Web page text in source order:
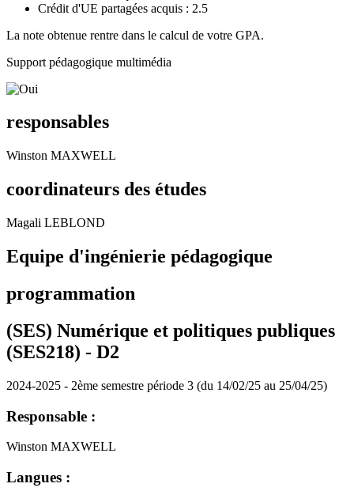
Crédit d'UE partagées acquis : 2.5
La note obtenue rentre dans le calcul de votre GPA.
Support pédagogique multimédia
responsables
Winston MAXWELL
coordinateurs des études
Magali LEBLOND
Equipe d'ingénierie pédagogique
programmation
(SES) Numérique et politiques publiques
(SES218) - D2
2024-2025 - 2ème semestre période 3 (du 14/02/25 au 25/04/25)
Responsable :
Winston MAXWELL
Langues :